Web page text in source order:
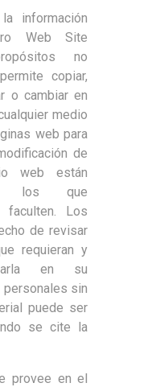
información
Web Site
no
copiar,
o cambiar en
medio
web para
de
web están
los que
faculten. Los
de revisar
requieran y
en su
personales sin
puede ser
se cite la
provee en el